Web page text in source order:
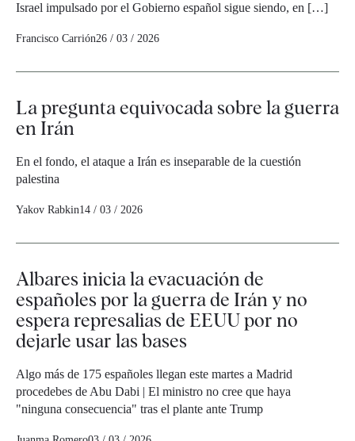
Israel impulsado por el Gobierno español sigue siendo, en […]
Francisco Carrión26 / 03 / 2026
La pregunta equivocada sobre la guerra
en Irán
En el fondo, el ataque a Irán es inseparable de la cuestión
palestina
Yakov Rabkin14 / 03 / 2026
Albares inicia la evacuación de
españoles por la guerra de Irán y no
espera represalias de EEUU por no
dejarle usar las bases
Algo más de 175 españoles llegan este martes a Madrid
procedebes de Abu Dabi | El ministro no cree que haya
"ninguna consecuencia" tras el plante ante Trump